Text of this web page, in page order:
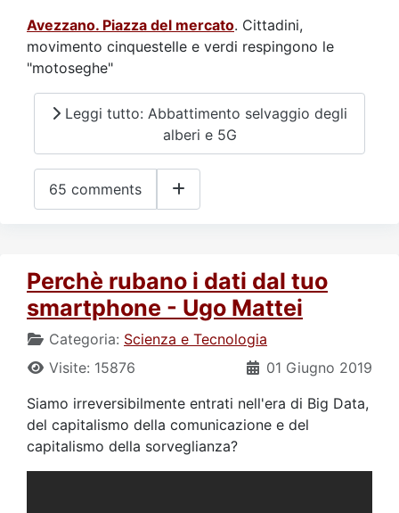
Avezzano. Piazza del mercato. Cittadini,
movimento cinquestelle e verdi respingono le
"motoseghe"
Leggi tutto: Abbattimento selvaggio degli
alberi e 5G
65 comments
Perchè rubano i dati dal tuo
smartphone - Ugo Mattei
Categoria: Scienza e Tecnologia
01 Giugno 2019
Visite: 15876
Siamo irreversibilmente entrati nell'era di Big Data,
del capitalismo della comunicazione e del
capitalismo della sorveglianza?